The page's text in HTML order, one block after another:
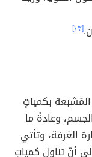
[٢٣]
بكمياتٍ
وعادةً ما
الغرفة، وتأتي
أنّ تناول كمياتٍ